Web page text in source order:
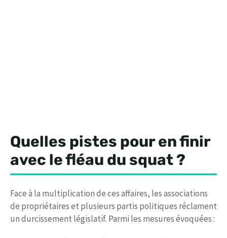
Quelles pistes pour en finir
avec le fléau du squat?
Face à la multiplication de ces affaires, les associations
de propriétaires et plusieurs partis politiques réclament
un durcissement législatif. Parmi les mesures évoquées :